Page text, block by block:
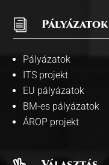
i Pályázatok
Pályázatok
ITS projekt
EU pályázatok
BM-es pályázatok
ÁROP projekt